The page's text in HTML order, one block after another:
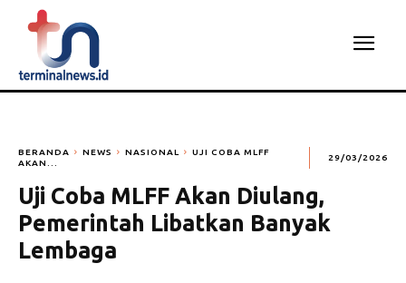
BERANDA NEWS NASIONAL
UJI COBA MLFF
AKAN...
29/03/2026
Uji Coba MLFF Akan Diulang,
Pemerintah Libatkan Banyak
Lembaga